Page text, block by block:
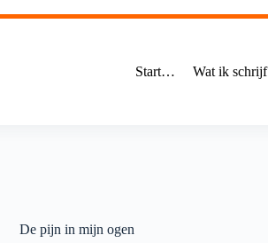
Start… Wat ik schrijf
De pijn in mijn ogen